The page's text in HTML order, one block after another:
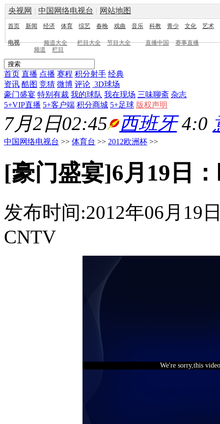
央视网 | 中国网络电视台 | 网站地图
首页 新闻 经济 体育 综艺 春晚 戏曲 音乐 科教 青少 文化 艺术
电视 频道大全 栏目大全 节目大全 直播中国
赛事直播
频道
栏目
首页 直播 点播 赛程 积分射手 经典
资讯 酷图 竞猜 微博 评论 3D球场
豪门盛宴 特别有裁 我的球队 我在现场 三味聊斋 杂志
5+VIP直播 5+客户端 积分商城 5+足球 版权声明
7月2日02:45 西班牙4:0
中国网络电视台 >> 体育台 >> 2012欧洲杯 >>
[豪门盛宴]6月19日
发布时间:2012年06月19
CNTV
We're sorry,this